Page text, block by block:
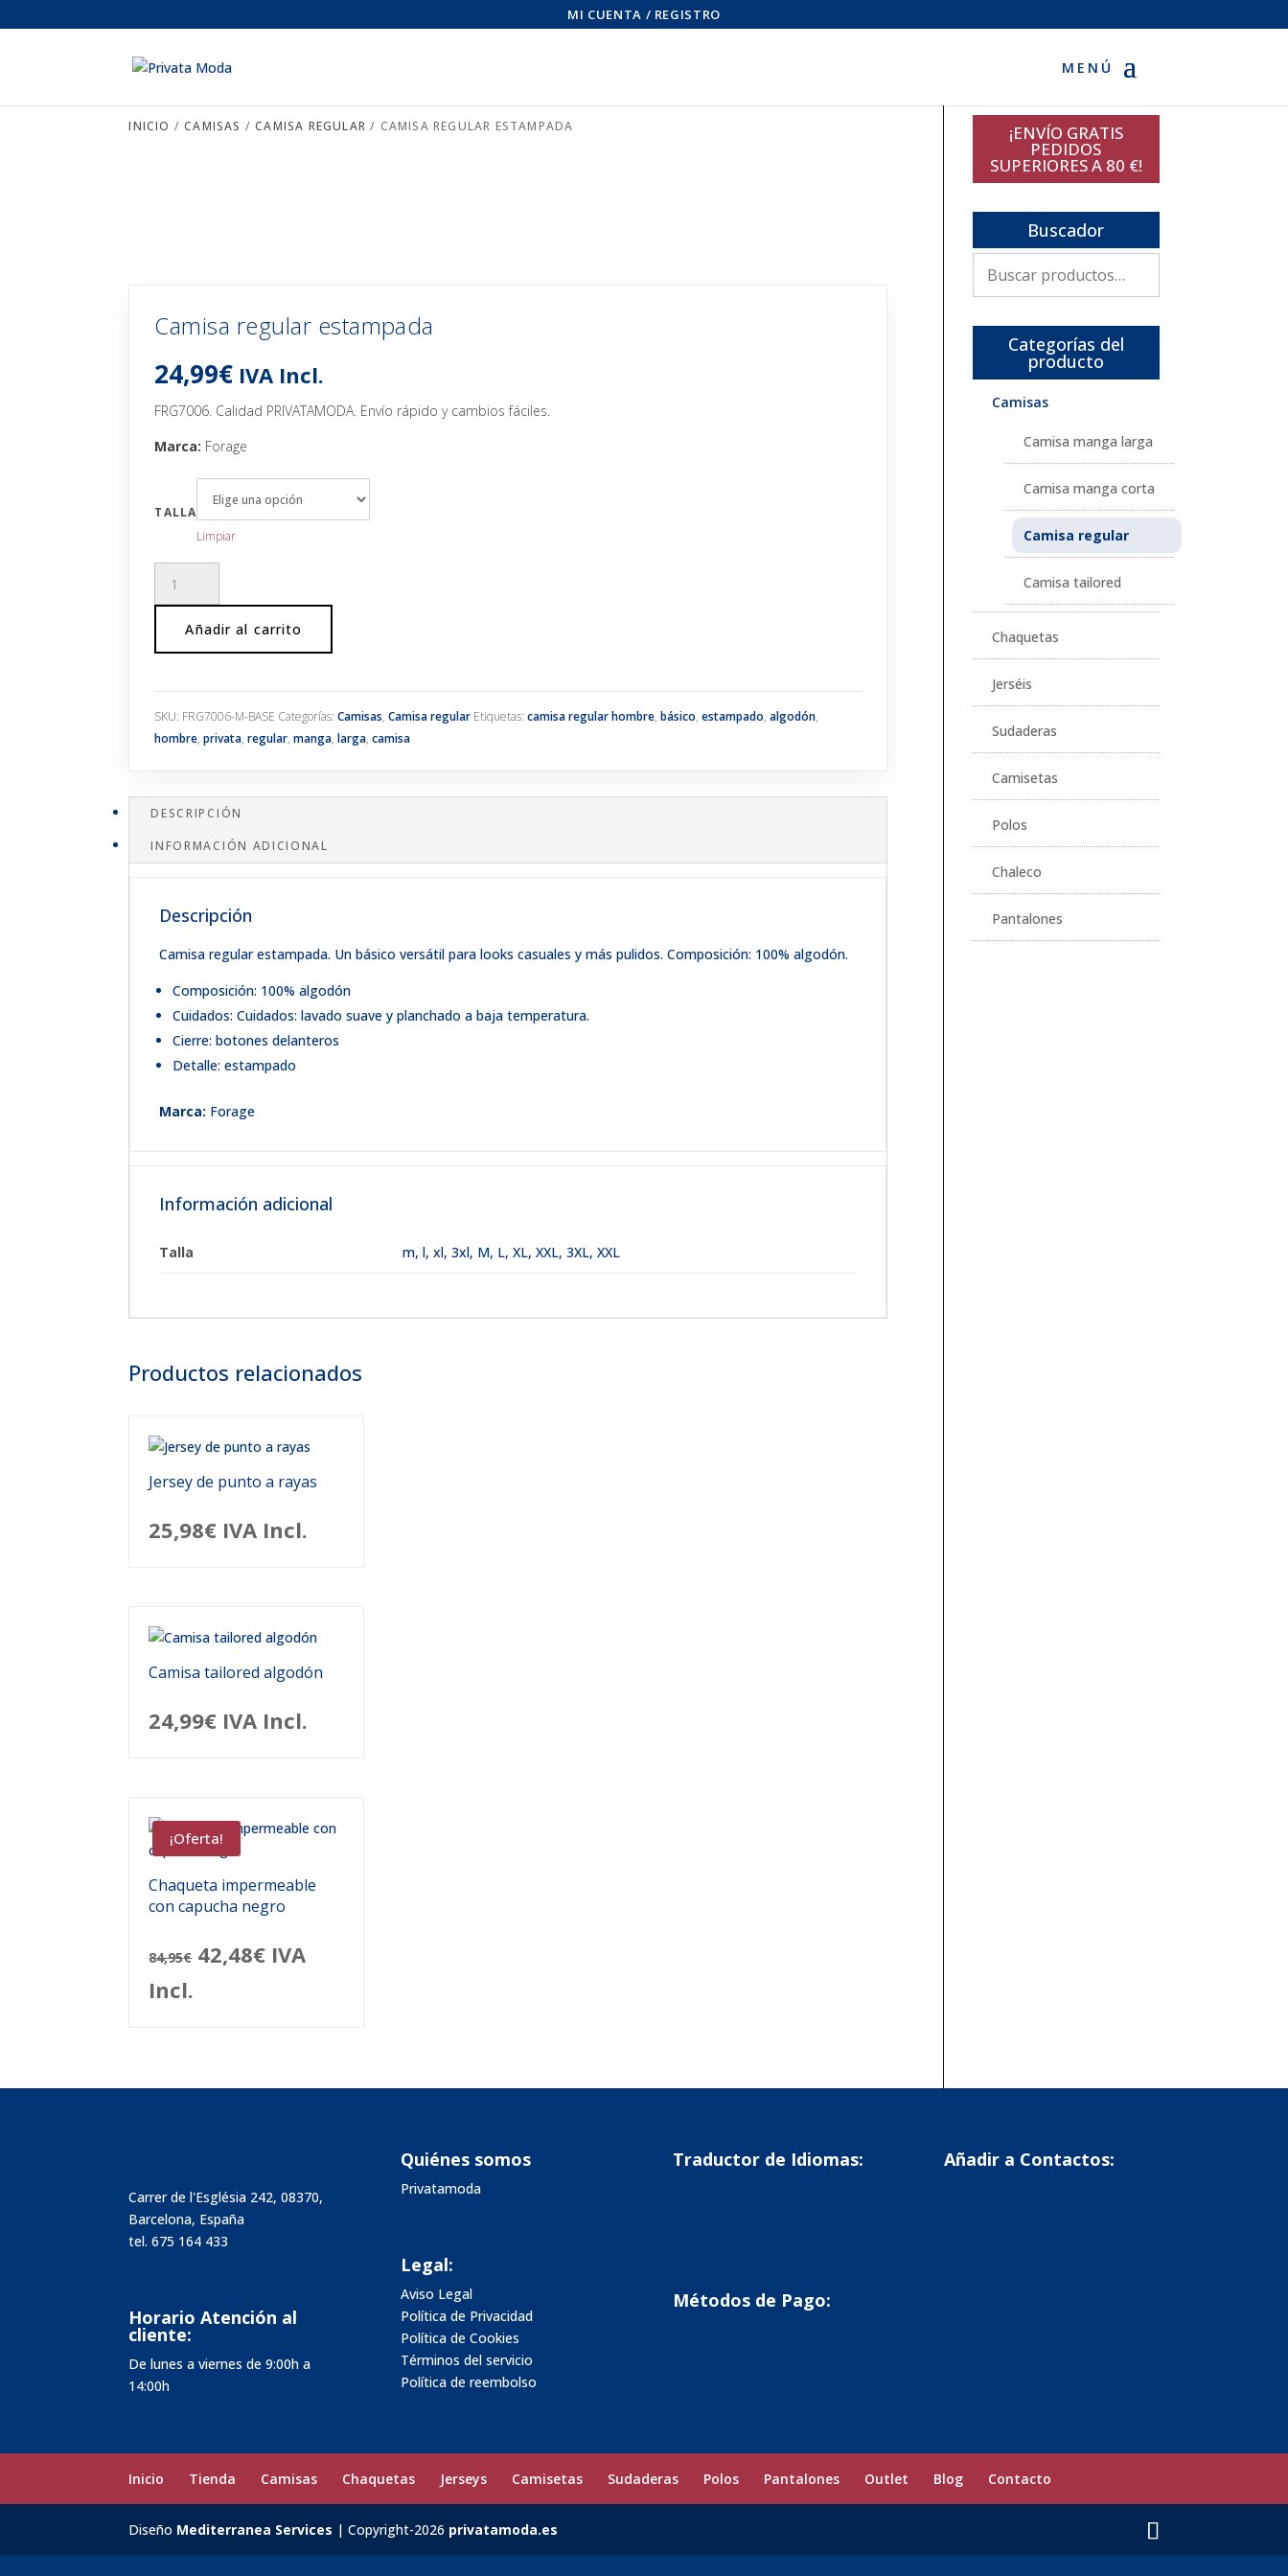
MI CUENTA / REGISTRO
INICIO /CAMISAS /CAMISA REGULAR / CAMISA REGULAR ESTAMPADA
Camisa regular estampada
24,99€ IVA Incl.
FRG7006. Calidad PRIVATAMODA. Envío rápido y cambios fáciles.
Marca: Forage
TALLA
Limpiar
regular
cantidad
Añadir al carrito
SKU: FRG7006-M-BASE Categorías:Camisas,Camisa regular Etiquetas:camisa regular hombre,básico,estampado,algodón,
hombre,privata,regular,manga,larga,camisa
DESCRIPCIÓN
INFORMACIÓN ADICIONAL
Descripción
Camisa regular estampada. Un básico versátil para looks casuales y más pulidos. Composición: 100% algodón.
Composición: 100% algodón
Cuidados: Cuidados: lavado suave y planchado a baja temperatura.
Cierre: botones delanteros
Detalle: estampado
Marca: Forage
Información adicional
Talla m,l,xl,3xl, M, L, XL, XXL, 3XL,XXL
Productos relacionados
Jersey de punto a rayas
25,98€ IVA Incl.
Camisa tailored algodón
24,99€ IVA Incl.
¡Oferta!
Chaqueta impermeable
con capucha negro
84,95€ El
84,95€.
42,48€El
42,48€.
IVA
Incl.
¡ENVÍO GRATIS
PEDIDOS
SUPERIORES A 80 €!
Buscador
por:
Categorías del
producto
Camisas
Camisa manga larga
Camisa manga corta
Camisa regular
Camisa tailored
Chaquetas
Jerséis
Sudaderas
Camisetas
Polos
Chaleco
Pantalones
Carrer de l'Església 242, 08370,
Barcelona, España
tel.675 164 433
Horario Atención al
cliente:
De lunes a viernes de 9:00h a
14:00h
Quiénes somos
Privatamoda
Legal:
Aviso Legal
Política de Privacidad
Política de Cookies
Términos del servicio
Política de reembolso
Traductor de Idiomas:
Métodos de Pago:
Añadir a Contactos:
Inicio Tienda Camisas Chaquetas Jerseys Camisetas Sudaderas Polos Pantalones Outlet Blog Contacto
Diseño Mediterranea Services | Copyright-2026 privatamoda.es